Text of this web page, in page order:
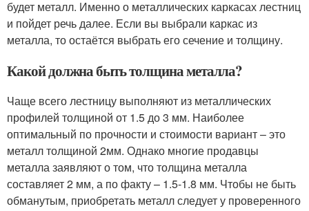
будет металл. Именно о металлических каркасах лестниц
и пойдет речь далее. Если вы выбрали каркас из
металла, то остаётся выбрать его сечение и толщину.
Какой должна быть толщина металла?
Чаще всего лестницу выполняют из металлических
профилей толщиной от 1.5 до 3 мм. Наиболее
оптимальный по прочности и стоимости вариант – это
металл толщиной 2мм. Однако многие продавцы
металла заявляют о том, что толщина металла
составляет 2 мм, а по факту – 1.5-1.8 мм. Чтобы не быть
обманутым, приобретать металл следует у проверенного